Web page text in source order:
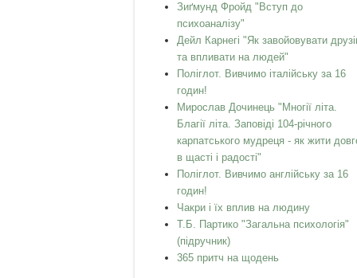
Зиґмунд Фройд "Вступ до
психоаналізу"
Дейл Карнегі "Як завойовувати
та впливати на людей"
Поліглот. Вивчимо італійську за 16
годин!
Мирослав Дочинець "Многії літа.
Благії літа. Заповіді 104-річного
карпатського мудреця - як жити
в щасті і радості"
Поліглот. Вивчимо англійську за 16
годин!
Чакри і їх вплив на людину
Т.Б. Партико "Загальна психологія"
(підручник)
365 притч на щодень